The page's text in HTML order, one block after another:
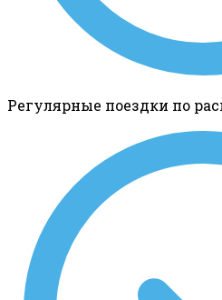
Регулярные поездки по